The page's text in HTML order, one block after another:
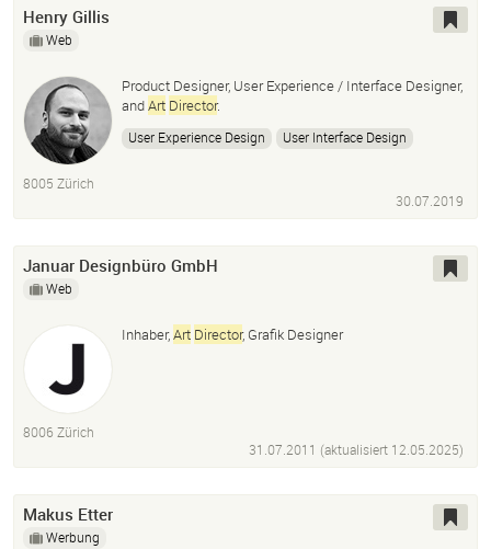
Henry Gillis
Web
Product Designer, User Experience / Interface Designer,
andArt Director.
User Experience Design
User Interface Design
Branding
8005 Zürich
30.07.2019
Januar Designbüro GmbH
Web
Inhaber,Art Director, Grafik Designer
8006 Zürich
31.07.2011 (aktualisiert 12.05.2025)
Makus Etter
Werbung